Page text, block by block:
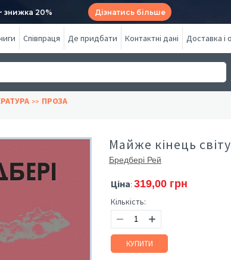
знижка 20% Дізнатись більше
Співпраця Де придбати Контактні дані Доставка і
ПРОЗА
Майже кінець
Бредбері Рей
Ціна: 319,00 грн
Кількість:
КУПИТИ